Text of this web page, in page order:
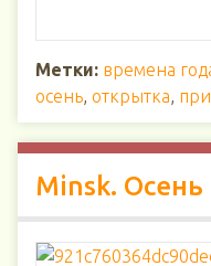
Метки: времена
осень, открытка,
Minsk. Осень